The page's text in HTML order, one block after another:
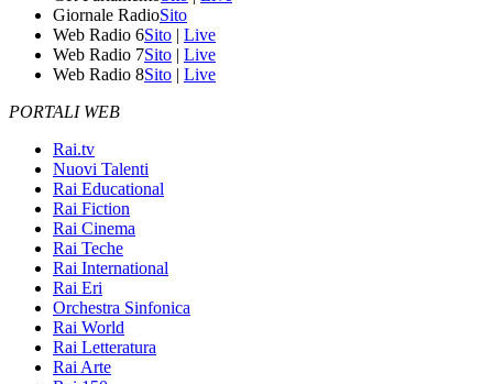
Giornale RadioSito
Web Radio 6Sito | Live
Web Radio 7Sito | Live
Web Radio 8Sito | Live
PORTALI WEB
Rai.tv
Nuovi Talenti
Rai Educational
Rai Fiction
Rai Cinema
Rai Teche
Rai International
Rai Eri
Orchestra Sinfonica
Rai World
Rai Letteratura
Rai Arte